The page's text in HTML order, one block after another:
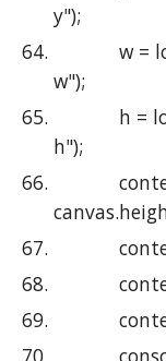
y");
            w = localStorage.getItem("t-tanaka-
w");
h");
            context.clearRect(0, 0, canvas.width,